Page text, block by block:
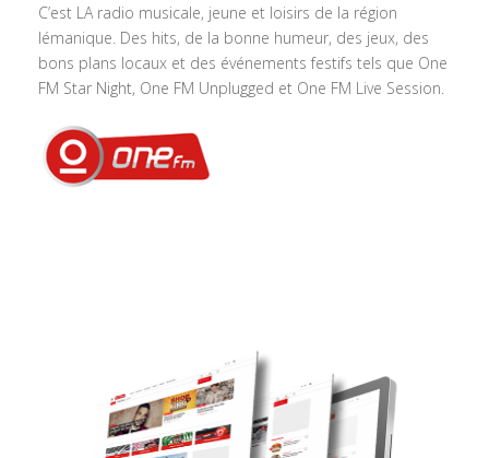
C’est LA radio musicale, jeune et loisirs de la région
lémanique. Des hits, de la bonne humeur, des jeux, des
bons plans locaux et des événements festifs tels que One
FM Star Night, One FM Unplugged et One FM Live Session.